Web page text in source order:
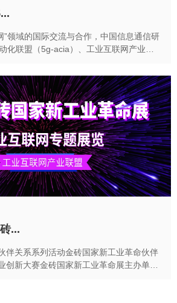
”领域的国际交流与合作，中国信息通信研
化联盟（5g-acia）、工业互联网产业联
...
伴关系系列活动金砖国家新工业革命伙伴
创新大赛金砖国家新工业革命展主办单位